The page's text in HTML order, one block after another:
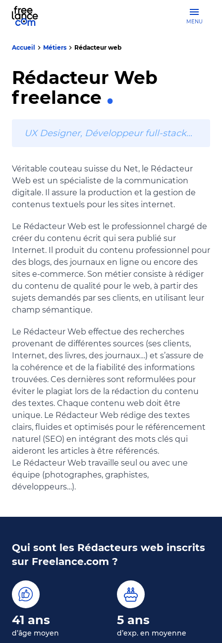
MENU
Accueil Métiers Rédacteur web
Rédacteur Web
freelance
UX Designer, Développeur full-stack…
Véritable couteau suisse du Net, le Rédacteur
Web est un spécialiste de la communication
digitale. Il assure la production et la gestion de
contenus textuels pour les sites internet.
Le Rédacteur Web est le professionnel chargé de
créer du contenu écrit qui sera publié sur
Internet. Il produit du contenu professionnel pour
des blogs, des journaux en ligne ou encore des
sites e-commerce. Son métier consiste à rédiger
du contenu de qualité pour le web, à partir des
sujets demandés par ses clients, en utilisant leur
champ sémantique.
Le Rédacteur Web effectue des recherches
provenant de différentes sources (ses clients,
Internet, des livres, des journaux…) et s’assure de
la cohérence et de la fiabilité des informations
trouvées. Ces dernières sont reformulées pour
éviter le plagiat lors de la rédaction du contenu
des textes. Chaque contenu web doit être
unique. Le Rédacteur Web rédige des textes
clairs, fluides et optimisés pour le référencement
naturel (SEO) en intégrant des mots clés qui
aideront les articles à être référencés.
Le Rédacteur Web travaille seul ou avec une
équipe (photographes, graphistes,
développeurs…).
Qui sont les Rédacteurs web inscrits
sur Freelance.com ?
41 ans
d’âge moyen
5 ans
d’exp. en moyenne